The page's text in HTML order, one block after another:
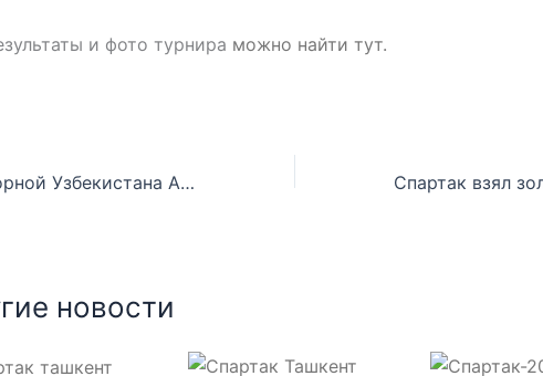
и фото турнира можно найти тут.
Тренер сборной Узбекистана Азамат Абдураимов: По итогам турнира пригласим в сборную тех, кто нам понравился
новости